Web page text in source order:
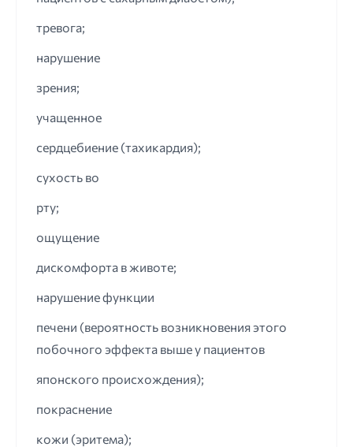
тревога;
нарушение
зрения;
учащенное
сердцебиение (тахикардия);
сухость во
рту;
ощущение
дискомфорта в животе;
нарушение функции
печени (вероятность возникновения этого
побочного эффекта выше у пациентов
японского происхождения);
покраснение
кожи (эритема);